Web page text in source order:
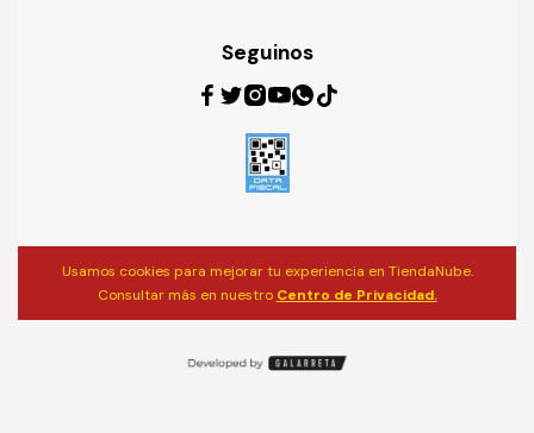
Seguinos
Usamos cookies para mejorar tu experiencia en TiendaNube.
Consultar más en nuestro Centro de Privacidad.